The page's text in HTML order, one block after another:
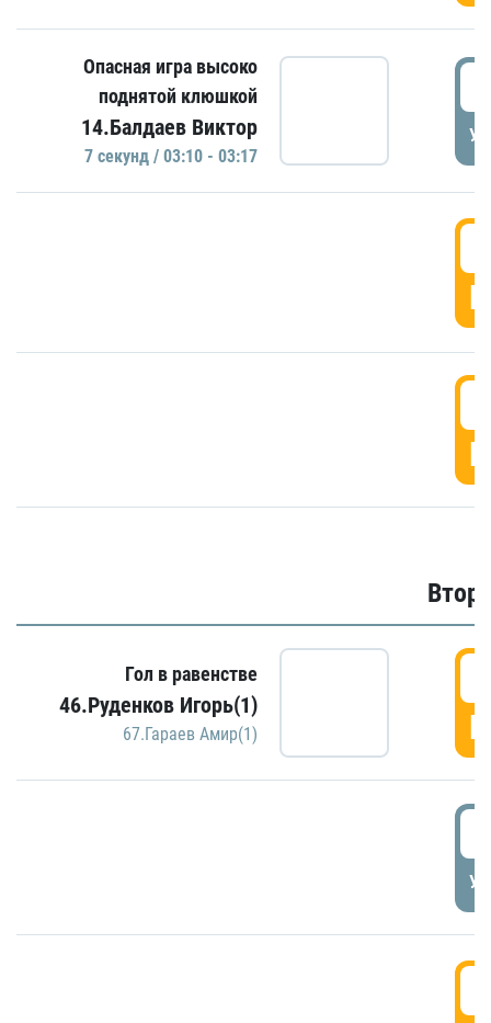
Опасная игра высоко
поднятой клюшкой
14.Балдаев Виктор
7 секунд / 03:10 - 03:17
Гол в равенстве
46.Руденков Игорь(1)
67.Гараев Амир(1)